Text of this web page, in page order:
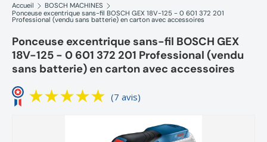
Accueil
BOSCH MACHINES
Ponceuse excentrique sans-fil BOSCH GEX 18V-125 - 0 601 372 201
Professional (vendu sans batterie) en carton avec accessoires
Ponceuse excentrique sans-fil BOSCH GEX
18V-125 - 0 601 372 201 Professional (vendu
sans batterie) en carton avec accessoires
(7 avis)